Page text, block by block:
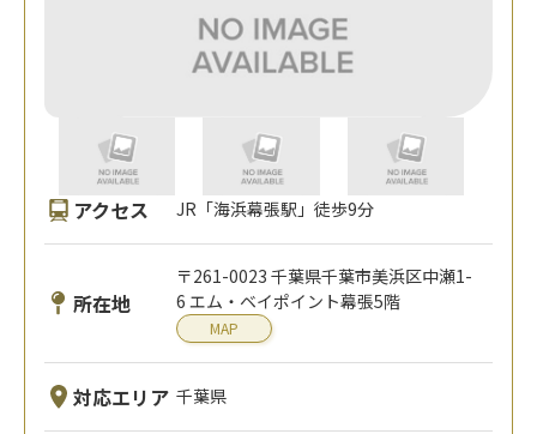
アクセス JR「海浜幕張駅」徒歩9分
所在地
〒261-0023 千葉県千葉市美浜区中瀬1-
6 エム・ベイポイント幕張5階
MAP
対応エリア 千葉県